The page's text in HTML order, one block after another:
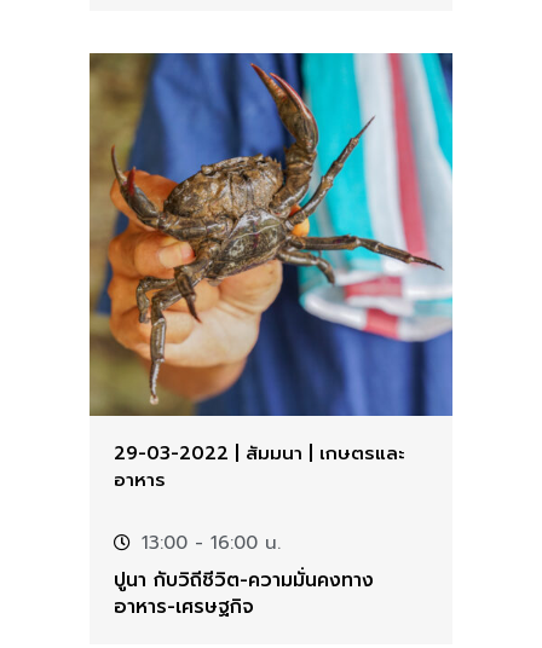
29-03-2022 สัมมนา
เกษตรและ
อาหาร
13:00 - 16:00 น.
ปูนา กับวิถีชีวิต-ความมั่นคงทาง
อาหาร-เศรษฐกิจ